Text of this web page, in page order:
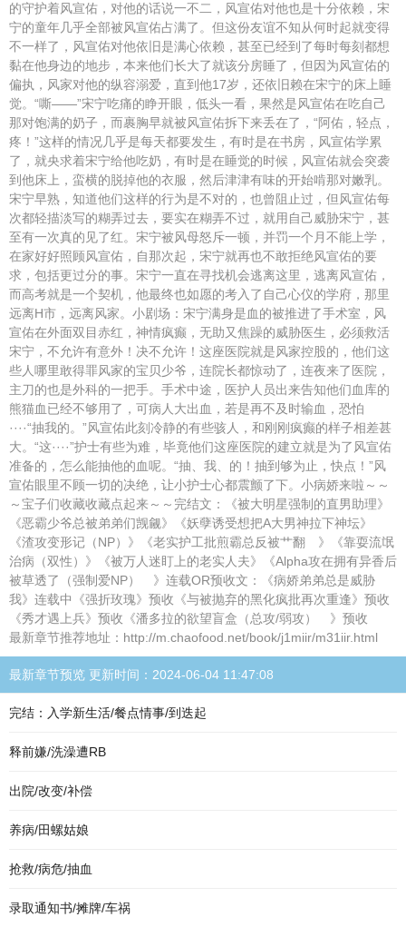
的守护着风宣佑，对他的话说一不二，风宣佑对他也是十分依赖，宋
宁的童年几乎全部被风宣佑占满了。但这份友谊不知从何时起就变得
不一样了，风宣佑对他依旧是满心依赖，甚至已经到了每时每刻都想
黏在他身边的地步，本来他们长大了就该分房睡了，但因为风宣佑的
偏执，风家对他的纵容溺爱，直到他17岁，还依旧赖在宋宁的床上睡
觉。“嘶——”宋宁吃痛的睁开眼，低头一看，果然是风宣佑在吃自己
那对饱满的奶子，而裹胸早就被风宣佑拆下来丢在了，“阿佑，轻点，
疼！”这样的情况几乎是每天都要发生，有时是在书房，风宣佑学累
了，就央求着宋宁给他吃奶，有时是在睡觉的时候，风宣佑就会突袭
到他床上，蛮横的脱掉他的衣服，然后津津有味的开始啃那对嫩乳。
宋宁早熟，知道他们这样的行为是不对的，也曾阻止过，但风宣佑每
次都轻描淡写的糊弄过去，要实在糊弄不过，就用自己威胁宋宁，甚
至有一次真的见了红。宋宁被风母怒斥一顿，并罚一个月不能上学，
在家好好照顾风宣佑，自那次起，宋宁就再也不敢拒绝风宣佑的要
求，包括更过分的事。宋宁一直在寻找机会逃离这里，逃离风宣佑，
而高考就是一个契机，他最终也如愿的考入了自己心仪的学府，那里
远离H市，远离风家。小剧场：宋宁满身是血的被推进了手术室，风
宣佑在外面双目赤红，神情疯癫，无助又焦躁的威胁医生，必须救活
宋宁，不允许有意外！决不允许！这座医院就是风家控股的，他们这
些人哪里敢得罪风家的宝贝少爷，连院长都惊动了，连夜来了医院，
主刀的也是外科的一把手。手术中途，医护人员出来告知他们血库的
熊猫血已经不够用了，可病人大出血，若是再不及时输血，恐怕
····“抽我的。”风宣佑此刻冷静的有些骇人，和刚刚疯癫的样子相差甚
大。“这····”护士有些为难，毕竟他们这座医院的建立就是为了风宣佑
准备的，怎么能抽他的血呢。“抽、我、的！抽到够为止，快点！”风
宣佑眼里不顾一切的决绝，让小护士心都震颤了下。小病娇来啦～～
～宝子们收藏收藏点起来～～完结文：《被大明星强制的直男助理》
《恶霸少爷总被弟弟们觊觎》《妖孽诱受想把A大男神拉下神坛》
《渣攻变形记（NP）》《老实护工批煎霸总反被艹翻 》《靠耍流氓
治病（双性）》《被万人迷盯上的老实人夫》《Alpha攻在拥有异香后
被草透了（强制爱NP） 》连载OR预收文：《病娇弟弟总是威胁
我》连载中《强折玫瑰》预收《与被抛弃的黑化疯批再次重逢》预收
《秀才遇上兵》预收《潘多拉的欲望盲盒（总攻/弱攻） 》预收
最新章节推荐地址：http://m.chaofood.net/book/j1miir/m31iir.html
最新章节预览 更新时间：2024-06-04 11:47:08
完结：入学新生活/餐点情事/到迭起
释前嫌/洗澡遭RB
出院/改变/补偿
养病/田螺姑娘
抢救/病危/抽血
录取通知书/摊牌/车祸